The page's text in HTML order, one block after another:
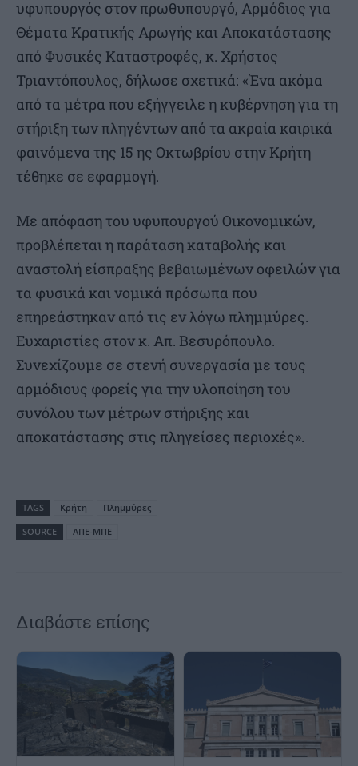
υφυπουργός στον πρωθυπουργό, Αρμόδιος για
Θέματα Κρατικής Αρωγής και Αποκατάστασης
από Φυσικές Καταστροφές, κ. Χρήστος
Τριαντόπουλος, δήλωσε σχετικά: «Ένα ακόμα
από τα μέτρα που εξήγγειλε η κυβέρνηση για τη
στήριξη των πληγέντων από τα ακραία καιρικά
φαινόμενα της 15 ης Οκτωβρίου στην Κρήτη
τέθηκε σε εφαρμογή.
Με απόφαση του υφυπουργού Οικονομικών,
προβλέπεται η παράταση καταβολής και
αναστολή είσπραξης βεβαιωμένων οφειλών για
τα φυσικά και νομικά πρόσωπα που
επηρεάστηκαν από τις εν λόγω πλημμύρες.
Ευχαριστίες στον κ. Απ. Βεσυρόπουλο.
Συνεχίζουμε σε στενή συνεργασία με τους
αρμόδιους φορείς για την υλοποίηση του
συνόλου των μέτρων στήριξης και
αποκατάστασης στις πληγείσες περιοχές».
TAGS Κρήτη
Πλημμύρες
SOURCE
ΑΠΕ-ΜΠΕ
Διαβάστε επίσης